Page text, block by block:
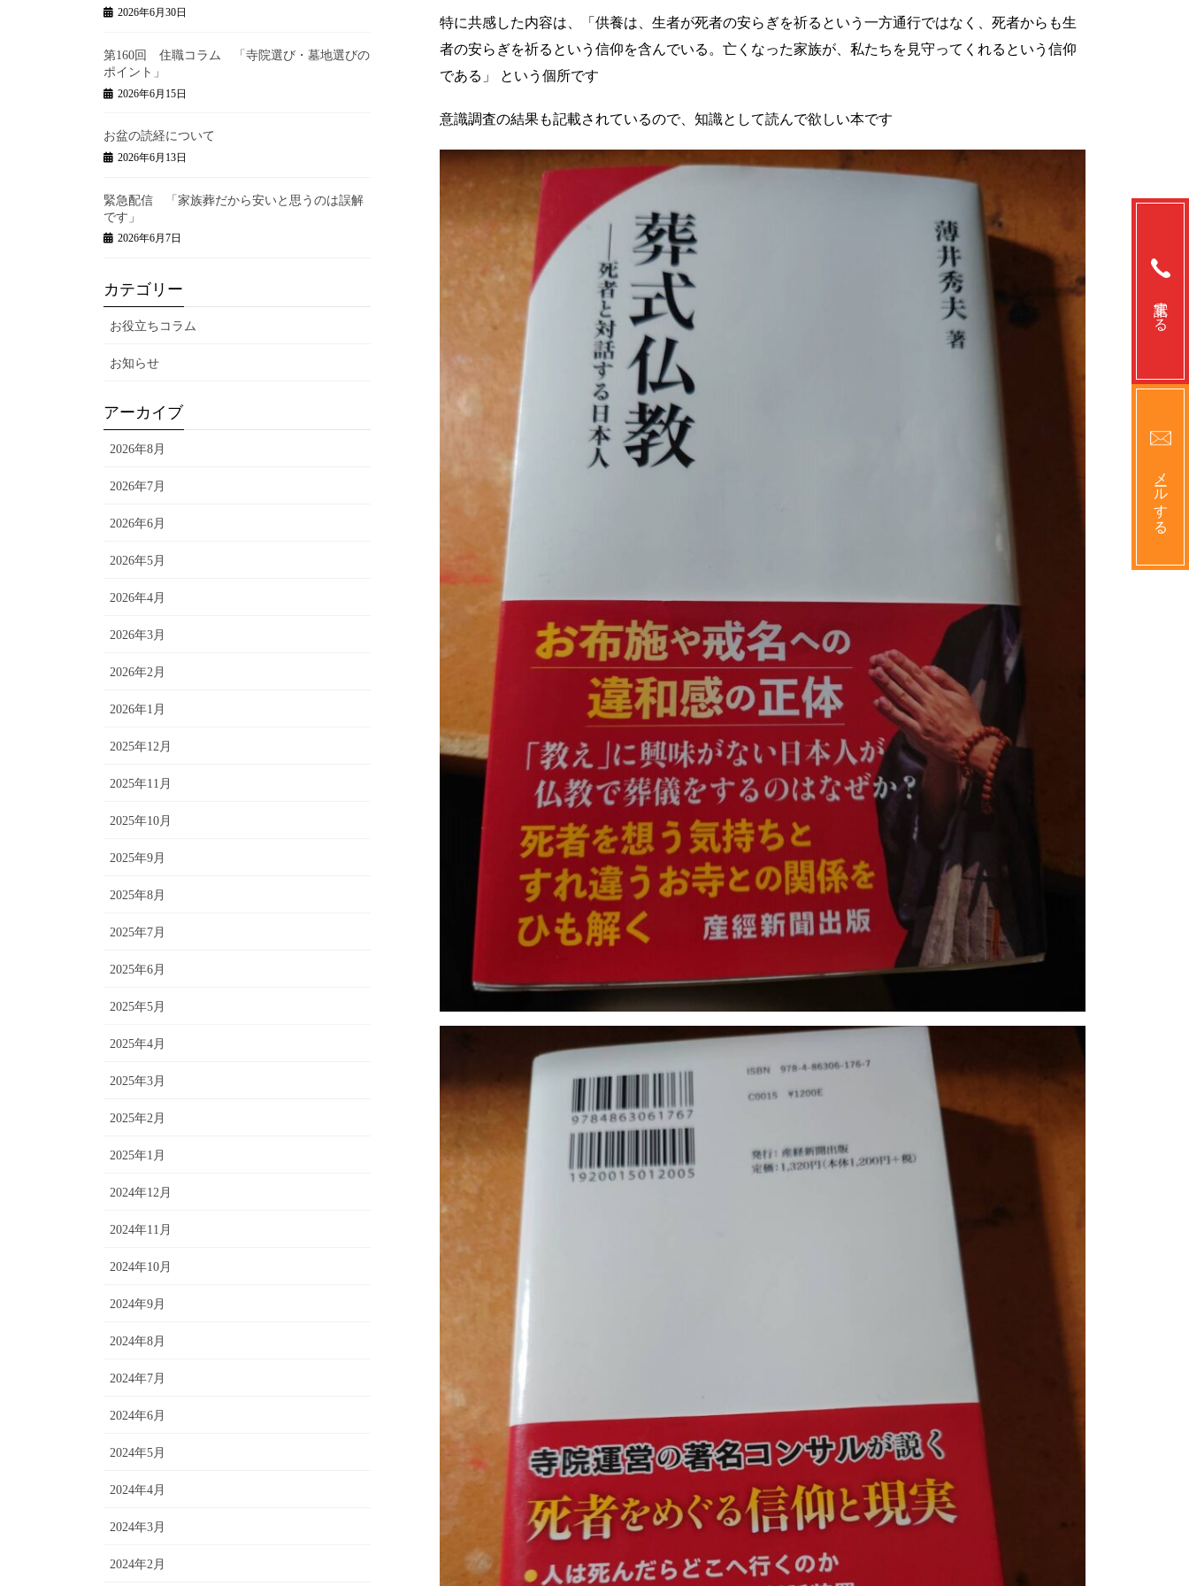
特に共感した内容は、「供養は、生者が死者の安らぎを祈るという一方通行ではなく、死者からも生
者の安らぎを祈るという信仰を含んでいる。亡くなった家族が、私たちを見守ってくれるという信仰
である」 という個所です
意識調査の結果も記載されているので、知識として読んで欲しい本です
2026年6月30日
第160回 住職コラム 「寺院選び・墓地選びの
ポイント」
2026年6月15日
お盆の読経について
2026年6月13日
緊急配信 「家族葬だから安いと思うのは誤解
です」
2026年6月7日
カテゴリー
お役立ちコラム
お知らせ
アーカイブ
2026年8月
2026年7月
2026年6月
2026年5月
2026年4月
2026年3月
2026年2月
2026年1月
2025年12月
2025年11月
2025年10月
2025年9月
2025年8月
2025年7月
2025年6月
2025年5月
2025年4月
2025年3月
2025年2月
2025年1月
2024年12月
2024年11月
2024年10月
2024年9月
2024年8月
2024年7月
2024年6月
2024年5月
2024年4月
2024年3月
2024年2月
電話する
メールする